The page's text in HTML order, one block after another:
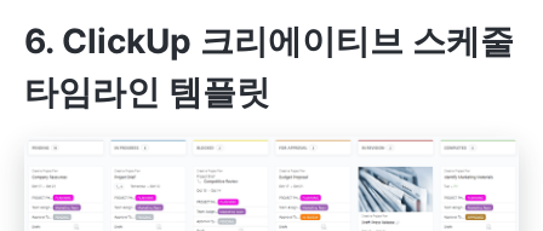
6. ClickUp 크리에이티브 스케줄
타임라인 템플릿